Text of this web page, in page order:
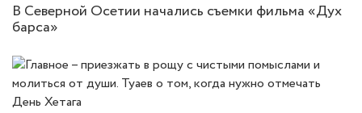
В Северной Осетии начались съемки фильма «Дух
барса»